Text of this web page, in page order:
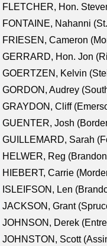
FLETCHER, Hon.
FONTAINE, Nahanni
FRIESEN, Cameron
GERRARD, Hon. Jon
GOERTZEN, Kelvin
GORDON, Audrey
GRAYDON, Cliff
GUENTER, Josh
GUILLEMARD, Sarah
HELWER, Reg
HIEBERT, Carrie
ISLEIFSON, Len
JACKSON, Grant
JOHNSON, Derek
JOHNSTON, Scott